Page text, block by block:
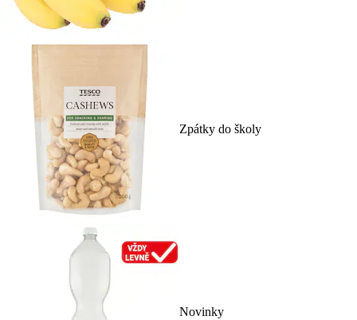
Zpátky do školy
Novinky